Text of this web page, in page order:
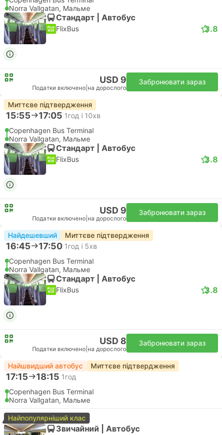
Norra Vallgatan, Мальме
Стандарт | Автобус
FlixBus 3.8
USD 9
Податки включено на дорослого
Забронювати зараз
Миттєве підтвердження
15:55 17:05 1год і 10хв
Copenhagen Bus Terminal
Norra Vallgatan, Мальме
Стандарт | Автобус
FlixBus 3.8
USD 9
Податки включено на дорослого
Забронювати зараз
Найдешевший Миттєве підтвердження
16:45 17:50 1год і 5хв
Copenhagen Bus Terminal
Norra Vallgatan, Мальме
Стандарт | Автобус
FlixBus 3.8
USD 8
Податки включено на дорослого
Забронювати зараз
Найшвидший автобус Миттєве підтвердження
17:15 18:15 1год
Copenhagen Bus Terminal
Norra Vallgatan, Мальме
Найпопулярніший клас
Звичайний | Автобус